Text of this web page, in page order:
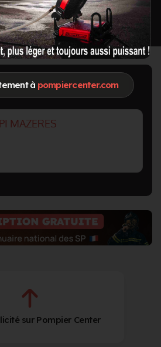
à pompiercenter.com
: Lieutenant
à 13:28
05/2023 à 09:05
MAZERES
sur Pompier Center